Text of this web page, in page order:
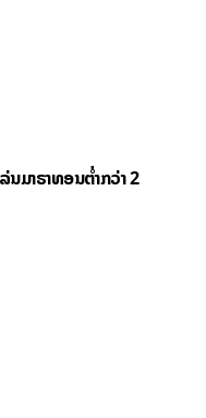
ມາຣາທອນຕ່ຳກວ່າ 2